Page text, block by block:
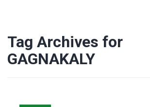
Tag Archives for
GAGNAKALY